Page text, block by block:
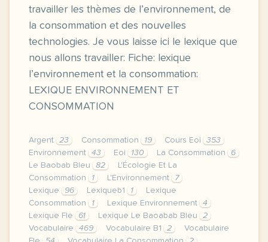
travailler les thèmes de l’environnement, de
la consommation et des nouvelles
technologies. Je vous laisse ici le lexique que
nous allons travailler: Fiche: lexique
l’environnement et la consommation:
LEXIQUE ENVIRONNEMENT ET
CONSOMMATION
Argent 23 Consommation 19 Cours Eoi
353
Environnement
43 Eoi 130 La Consommation
6
Le Baobab Bleu
82
L'Écologie Et La
Consommation
1 L'Environnement
7
Lexique
96 Lexiqueb1 1
Lexique
Consommation
1 Lexique Environnement
4
Lexique Fle
61 Lexique Le Baoabab Bleu
2
Vocabulaire
469 Vocabulaire B1 2
Vocabulaire